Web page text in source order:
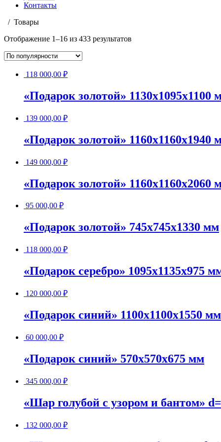
Контакты
Товары
Отображение 1–16 из 433 результатов
118 000,00 ₽
«Подарок золотой» 1130х1095х1100
139 000,00 ₽
«Подарок золотой» 1160х1160х1940
149 000,00 ₽
«Подарок золотой» 1160х1160х2060
95 000,00 ₽
«Подарок золотой» 745х745х1330 мм
118 000,00 ₽
«Подарок серебро» 1095х1135х975
120 000,00 ₽
«Подарок синий» 1100х1100х1550 мм
60 000,00 ₽
«Подарок синий» 570х570х675 мм
345 000,00 ₽
«Шар голубой с узором и бантом»
132 000,00 ₽